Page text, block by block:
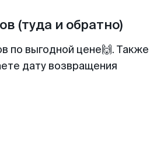
(туда и обратно)
по выгодной цене🙌.
дату возвращения